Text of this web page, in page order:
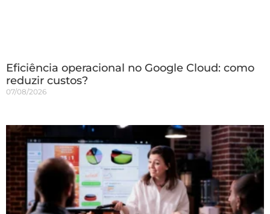
Eficiência operacional no Google Cloud: como
reduzir custos?
07/08/2026